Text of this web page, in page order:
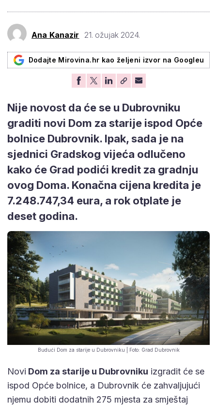
Ana Kanazir 21. ožujak 2024.
Dodajte Mirovina.hr kao željeni izvor na Googleu
Nije novost da će se u Dubrovniku
graditi novi Dom za starije ispod Opće
bolnice Dubrovnik. Ipak, sada je na
sjednici Gradskog vijeća odlučeno
kako će Grad podići kredit za gradnju
ovog Doma. Konačna cijena kredita je
7.248.747,34 eura, a rok otplate je
deset godina.
Budući Dom za starije u Dubrovniku | Foto: Grad Dubrovnik
Novi Dom za starije u Dubrovniku izgradit će se
ispod Opće bolnice, a Dubrovnik će zahvaljujući
njemu dobiti dodatnih 275 mjesta za smještaj